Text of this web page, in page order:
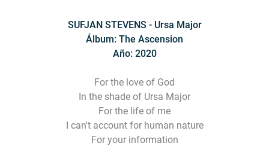
SUFJAN STEVENS - Ursa Major
Álbum: The Ascension
Año: 2020
For the love of God
In the shade of Ursa Major
For the life of me
I can't account for human nature
For your information